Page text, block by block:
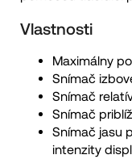
Vlastnosti
Maximálny
Snímač
Snímač
Snímač
Snímač jasu
intenzity